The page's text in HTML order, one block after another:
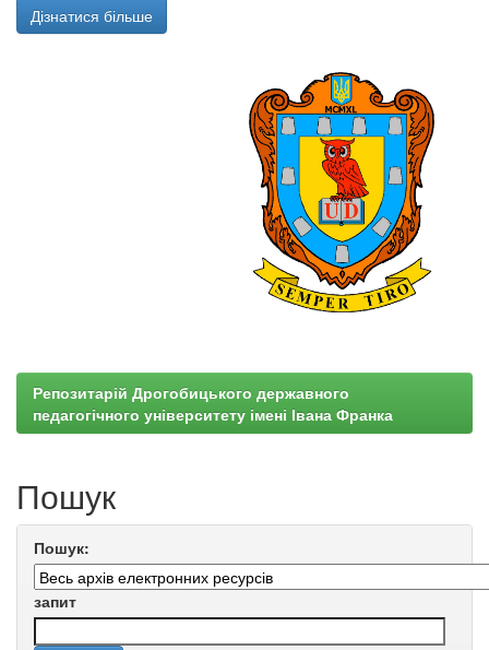
Дізнатися більше
Репозитарій Дрогобицького державного
педагогічного університету імені Івана Франка
Пошук
Пошук:
запит